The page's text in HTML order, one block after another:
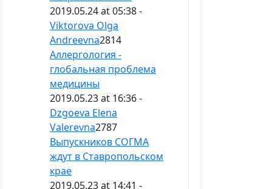
2019.05.24 at 05:38 -
Viktorova Olga
Andreevna2814
Аллергология -
глобальная проблема
медицины
2019.05.23 at 16:36 -
Dzgoeva Elena
Valerevna2787
Выпускников СОГМА
ждут в Ставропольском
крае
2019.05.23 at 14:41 -